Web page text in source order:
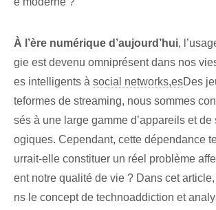
À l’ère numérique d’aujourd’hui,
gie est devenu omniprésent dans nos
es intelligents⁢ à social networks,esDes
teformes de streaming, nous sommes
sés à une large gamme d’appareils et de
ogiques. Cependant, cette dépendance
urrait-elle constituer un réel problème
ent notre qualité de vie ? Dans cet
ns le concept de technoaddiction et